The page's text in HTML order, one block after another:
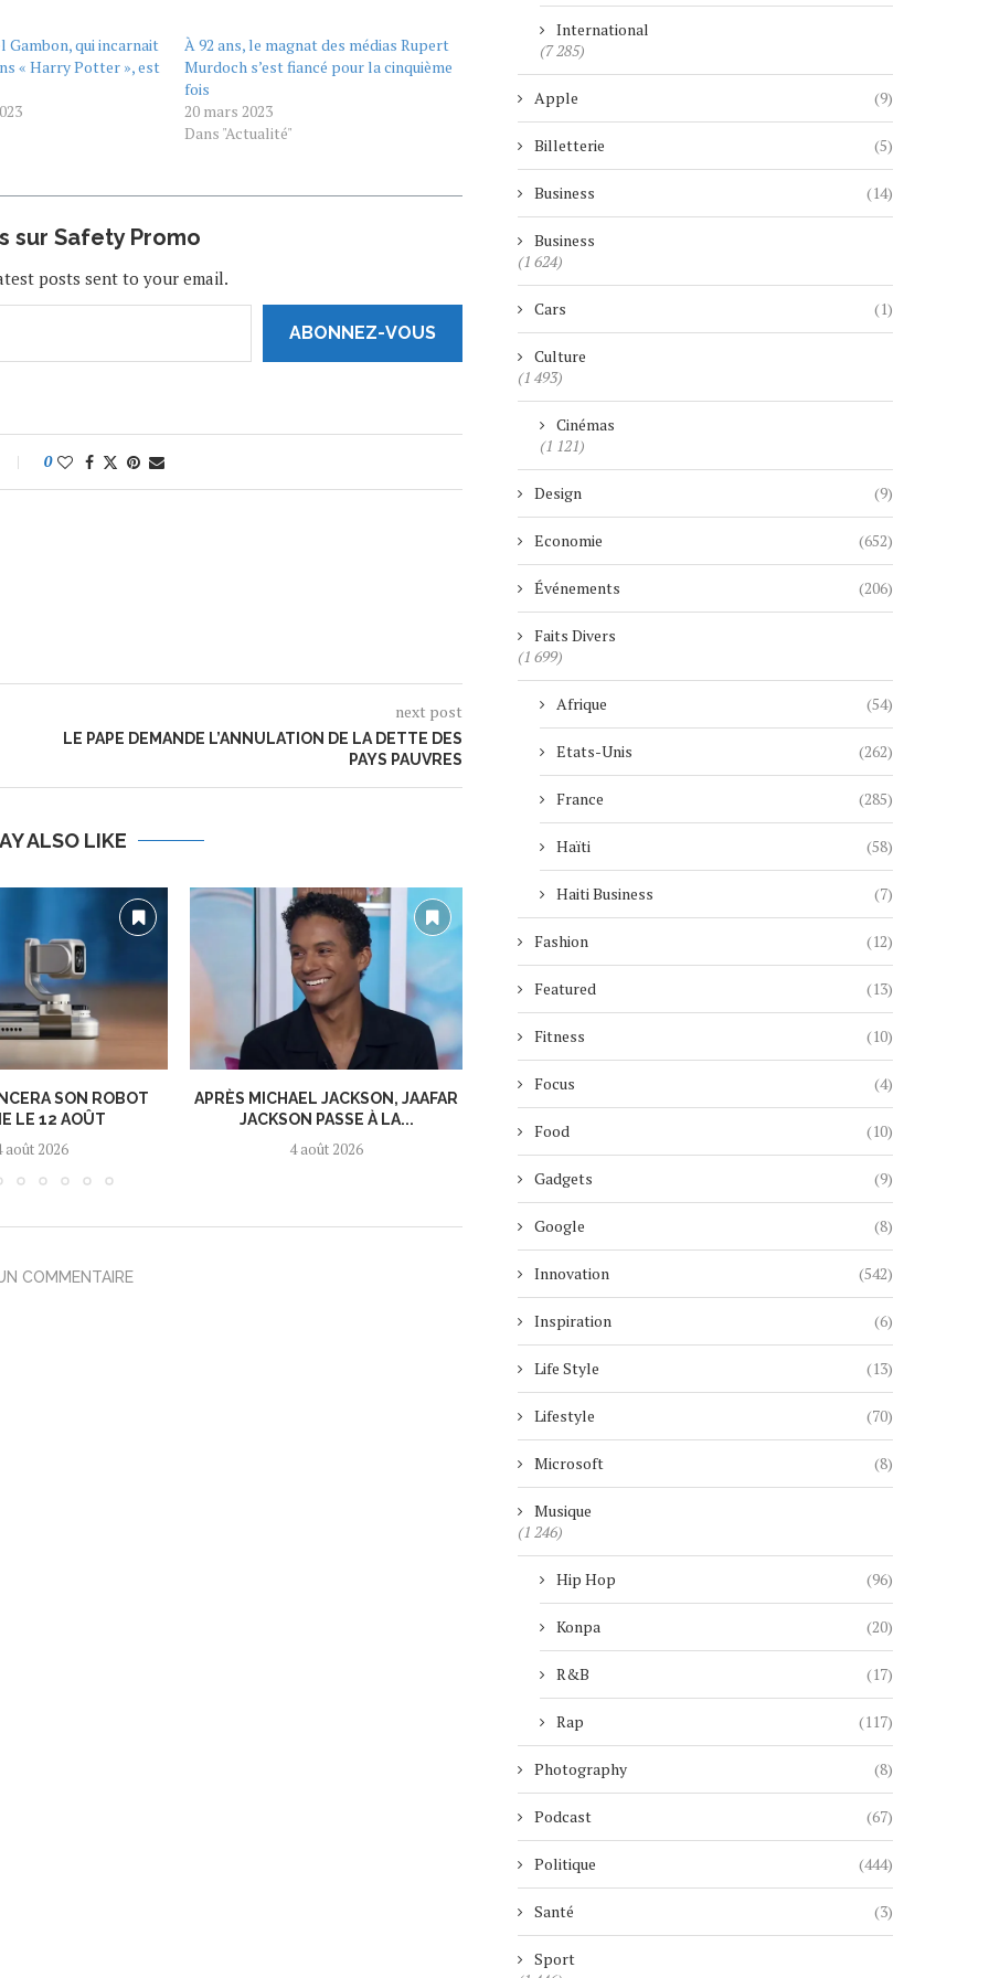
Gambon, qui incarnait
« Harry Potter », est
À 92 ans, le magnat des médias Rupert
Murdoch s’est fiancé pour la cinquième
fois
20 mars 2023
Dans "Actualité"
sur Safety Promo
posts sent to your email.
ABONNEZ-VOUS
0
next post
LE PAPE DEMANDE L’ANNULATION DE LA DETTE DES
PAYS PAUVRES
ALSO LIKE
SON ROBOT
LE 12 AOÛT
août 2026
APRÈS MICHAEL JACKSON, JAAFAR
JACKSON PASSE À LA...
4 août 2026
DÉFINITIVEMENT...
MICKAEL GUIRAND
CÉLÉBRATION...
4 août 2026
COMMENTAIRE
International
(7 285)
Apple (9)
Billetterie (5)
Business (14)
Business
(1 624)
Cars (1)
Culture
(1 493)
Cinémas
(1 121)
Design (9)
Economie (652)
Événements (206)
Faits Divers
(1 699)
Afrique (54)
Etats-Unis (262)
France (285)
Haïti (58)
Haiti Business (7)
Fashion (12)
Featured (13)
Fitness (10)
Focus (4)
Food (10)
Gadgets (9)
Google (8)
Innovation (542)
Inspiration (6)
Life Style (13)
Lifestyle (70)
Microsoft (8)
Musique
(1 246)
Hip Hop (96)
Konpa (20)
R&B (17)
Rap (117)
Photography (8)
Podcast (67)
Politique (444)
Santé (3)
Sport